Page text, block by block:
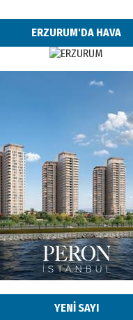
ERZURUM'DA HAVA
YENİ SAYI
Esat BİNDESEN
Başkan Sekmen’den Erzurum’a
bir vizyon proje daha!
02 Ağustos 2026 Pazar
Kadir SABUNCUOĞLU
Erzurumspor’un köşe taşları
29 Haziran 2026 Pazartesi
Kenan GÜLERCİ